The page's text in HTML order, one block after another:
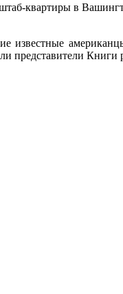
квартиры в
известные
представители Книги